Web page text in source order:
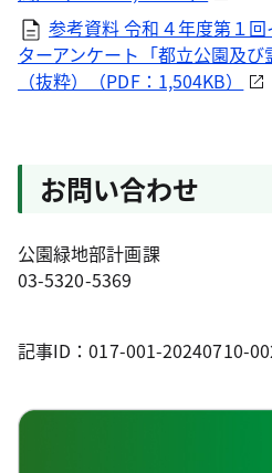
参考資料 令和４年度第１
ターアンケート「都立公園及
（抜粋）（PDF：1,504KB）
お問い合わせ
公園緑地部計画課
03-5320-5369
記事ID：017-001-20240710-